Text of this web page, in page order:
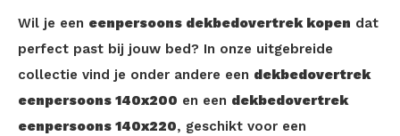
Wil je een eenpersoons dekbedovertrek kopen dat
perfect past bij jouw bed? In onze uitgebreide
collectie vind je onder andere een dekbedovertrek
eenpersoons 140x200 en een dekbedovertrek
eenpersoons 140x220, geschikt voor een